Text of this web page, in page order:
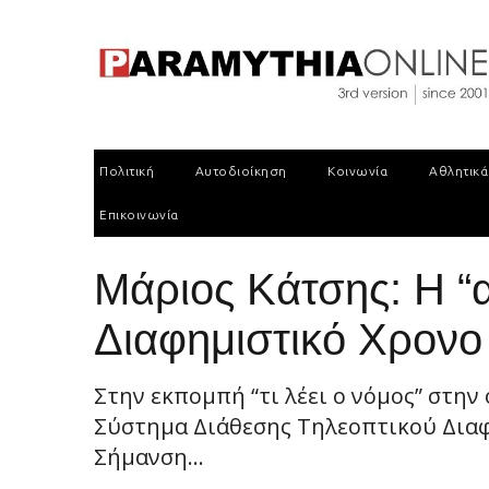
Πολιτική Αυτοδιοίκηση Κοινωνία Αθλητικά
Επικοινωνία
Μάριος Κάτσης: Η
Διαφημιστικό
Στην εκπομπή “τι λέει ο νόμος”
Σύστημα Διάθεσης Τηλεοπτικού
Σήμανση...